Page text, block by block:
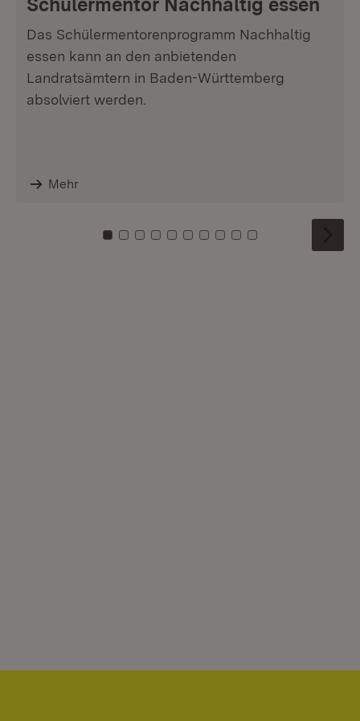
Das Schülermentorenprogramm Nachhaltig
essen kann an den anbietenden
Landratsämtern in Baden-Württemberg
absolviert werden.
Mehr
Zu Kachel: 0
Zu Kachel: 1
Zu Kachel: 2
Zu Kachel: 3
Zu Kachel: 4
Zu Kachel: 5
Zu Kachel: 6
Zu Kachel: 7
Zu Kachel: 8
Zu Kachel: 9